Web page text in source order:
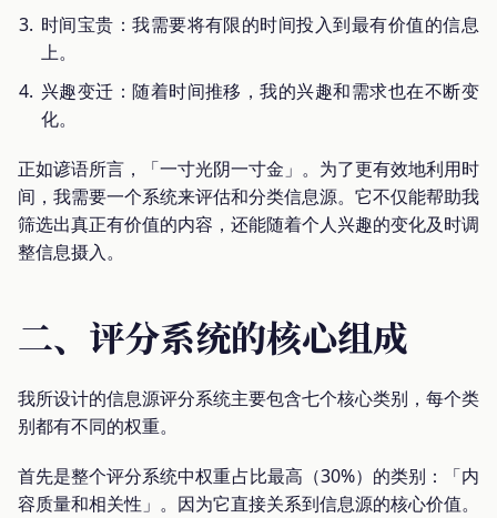
时间宝贵：我需要将有限的时间投入到最有价值的信息
上。
兴趣变迁：随着时间推移，我的兴趣和需求也在不断变
化。
正如谚语所言，「一寸光阴一寸金」。为了更有效地利用时
间，我需要一个系统来评估和分类信息源。它不仅能帮助我
筛选出真正有价值的内容，还能随着个人兴趣的变化及时调
整信息摄入。
二、评分系统的核心组成
我所设计的信息源评分系统主要包含七个核心类别，每个类
别都有不同的权重。
首先是整个评分系统中权重占比最高（30%）的类别：「内
容质量和相关性」。因为它直接关系到信息源的核心价值。